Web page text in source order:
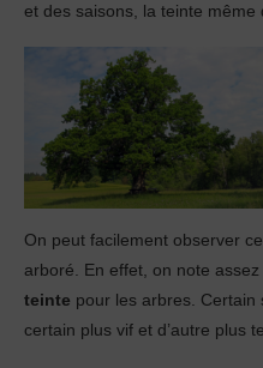
et des saisons, la teinte même
On peut facilement observer
arboré. En effet, on note
teinte pour les arbres. Certain
certain plus vif et d’autre plus